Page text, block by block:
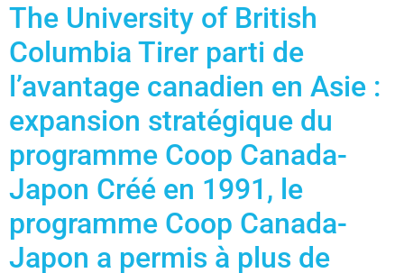
The University of British
Columbia Tirer parti de
l’avantage canadien en Asie :
expansion stratégique du
programme Coop Canada-
Japon Créé en 1991, le
programme Coop Canada-
Japon a permis à plus de